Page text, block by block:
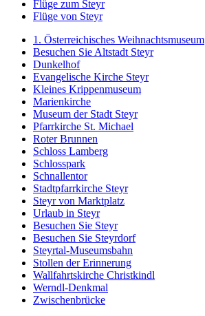
Flüge zum Steyr
Flüge von Steyr
1. Österreichisches Weihnachtsmuseum
Besuchen Sie Altstadt Steyr
Dunkelhof
Evangelische Kirche Steyr
Kleines Krippenmuseum
Marienkirche
Museum der Stadt Steyr
Pfarrkirche St. Michael
Roter Brunnen
Schloss Lamberg
Schlosspark
Schnallentor
Stadtpfarrkirche Steyr
Steyr von Marktplatz
Urlaub in Steyr
Besuchen Sie Steyr
Besuchen Sie Steyrdorf
Steyrtal-Museumsbahn
Stollen der Erinnerung
Wallfahrtskirche Christkindl
Werndl-Denkmal
Zwischenbrücke